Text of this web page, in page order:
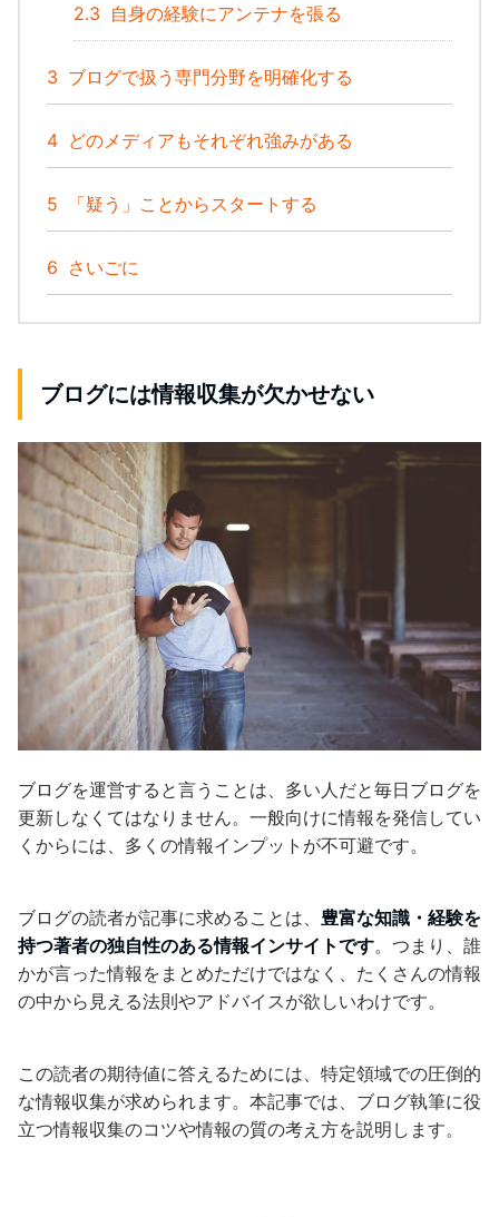
2.3 自身の経験にアンテナを張る
3 ブログで扱う専門分野を明確化する
4 どのメディアもそれぞれ強みがある
5 「疑う」ことからスタートする
6 さいごに
ブログには情報収集が欠かせない
ブログを運営すると言うことは、多い人だと毎日ブログを
更新しなくてはなりません。一般向けに情報を発信してい
くからには、多くの情報インプットが不可避です。
ブログの読者が記事に求めることは、 豊富な知識・経験を
持つ著者の独自性のある情報インサイトです。つまり、誰
かが言った情報をまとめただけではなく、たくさんの情報
の中から見える法則やアドバイスが欲しいわけです。
この読者の期待値に答えるためには、特定領域での圧倒的
な情報収集が求められます。本記事では、ブログ執筆に役
立つ情報収集のコツや情報の質の考え方を説明します。